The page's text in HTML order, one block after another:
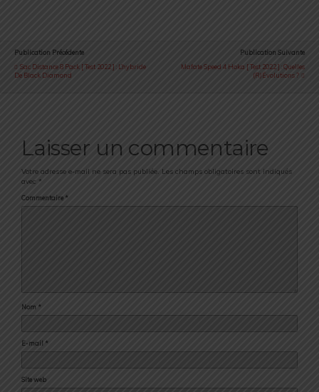
Publication Précédente
Sac Distance 8 Pack [ Test 2022 ] : L’hybride
De Black Diamond
Publication Suivante
Mafate Speed 4 Hoka [ Test 2022 ] : Quelles
(R)évolutions ?
Laisser un commentaire
Votre adresse e-mail ne sera pas publiée. Les champs obligatoires sont indiqués
avec *
Commentaire *
Nom *
E-mail *
Site web